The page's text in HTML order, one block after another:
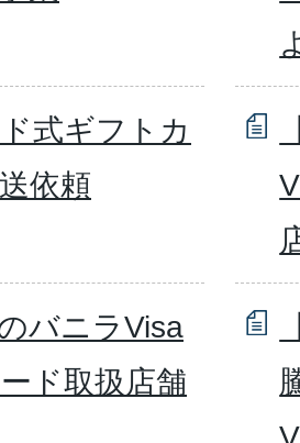
式ギフトカ
依頼
バニラVisa
ド取扱店舗